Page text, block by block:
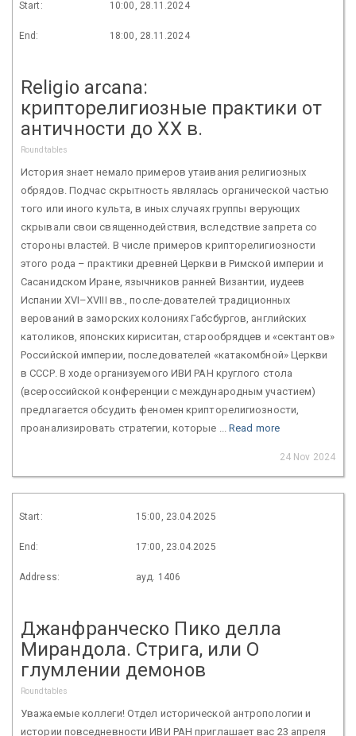
Start: 10:00, 28.11.2024
End: 18:00, 28.11.2024
Religio arcana:
крипторелигиозные практики от
античности до XX в.
Roundtables
История знает немало примеров утаивания религиозных
обрядов. Подчас скрытность являлась органической частью
того или иного культа, в иных случаях группы верующих
скрывали свои священнодействия, вследствие запрета со
стороны властей. В числе примеров крипторелигиозности
этого рода – практики древней Церкви в Римской империи и
Сасанидском Иране, язычников ранней Византии, иудеев
Испании XVI–XVIII вв., после-дователей традиционных
верований в заморских колониях Габсбургов, английских
католиков, японских кириситан, старообрядцев и «сектантов»
Российской империи, последователей «катакомбной» Церкви
в СССР. В ходе организуемого ИВИ РАН круглого стола
(всероссийской конференции с международным участием)
предлагается обсудить феномен крипторелигиозности,
проанализировать стратегии, которые ... Read more
24 Nov 2024
Start: 15:00, 23.04.2025
End: 17:00, 23.04.2025
Address: ауд. 1406
Джанфранческо Пико делла
Мирандола. Стрига, или О
глумлении демонов
Roundtables
Уважаемые коллеги! Отдел исторической антропологии и
истории повседневности ИВИ РАН приглашает вас 23 апреля